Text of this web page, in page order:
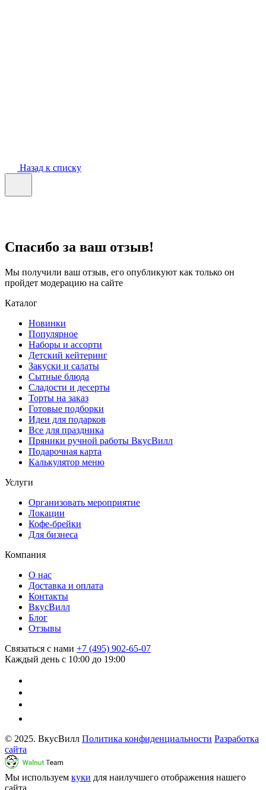
Назад к списку
Спасибо за ваш отзыв!
Мы получили ваш отзыв, его опубликуют как только он
пройдет модерацию на сайте
Каталог
Новинки
Популярное
Наборы и ассорти
Детский кейтеринг
Закуски и салаты
Сытные блюда
Сладости и десерты
Торты на заказ
Готовые подборки
Идеи для подарков
Все для праздника
Пряники ручной работы ВкусВилл
Подарочная карта
Калькулятор меню
Услуги
Организовать мероприятие
Локации
Кофе-брейки
Для бизнеса
Компания
О нас
Доставка и оплата
Контакты
ВкусВилл
Блог
Отзывы
Связаться с нами +7 (495) 902-65-07
Каждый день с 10:00 до 19:00
© 2025. ВкусВилл Политика конфиденциальности Разработка
сайта
Мы используем куки для наилучшего отображения нашего
сайта.